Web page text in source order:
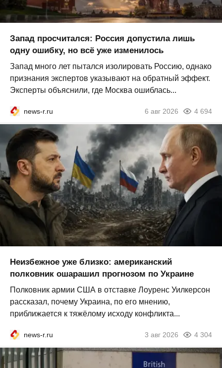
Запад просчитался: Россия допустила лишь
одну ошибку, но всё уже изменилось
Запад много лет пытался изолировать Россию, однако
признания экспертов указывают на обратный эффект.
Эксперты объяснили, где Москва ошиблась...
news-r.ru 6 авг 2026 4 694
Неизбежное уже близко: американский
полковник ошарашил прогнозом по Украине
Полковник армии США в отставке Лоуренс Уилкерсон
рассказал, почему Украина, по его мнению,
приближается к тяжёлому исходу конфликта...
news-r.ru 3 авг 2026 4 304